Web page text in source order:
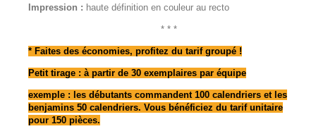
Impression : haute définition en couleur au recto
* * *
* Faites des économies, profitez du tarif groupé !
Petit tirage : à partir de 30 exemplaires par équipe
exemple : les débutants commandent 100 calendriers et les
benjamins 50 calendriers. Vous bénéficiez du tarif unitaire
pour 150 pièces.